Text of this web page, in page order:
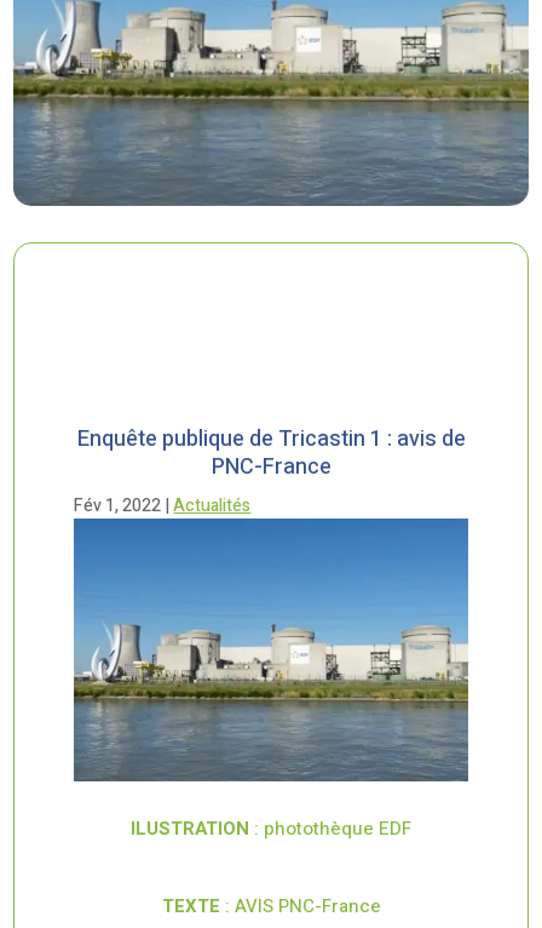
Enquête publique de Tricastin 1 : avis de
PNC-France
Fév 1, 2022|Actualités
ILUSTRATION : photothèque EDF
TEXTE : AVIS PNC-France